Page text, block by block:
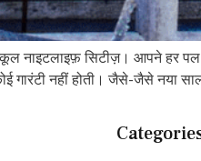
नाइटलाइफ़ सिटीज़। आपने हर पल
गारंटी नहीं होती। जैसे-जैसे नया